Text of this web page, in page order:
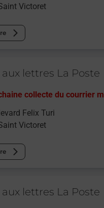
Victoret
lettres La Poste
collecte du courrier
Felix Turi
Victoret
lettres La Poste